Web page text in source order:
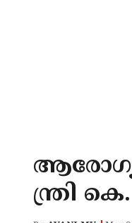
ന്ത്രി